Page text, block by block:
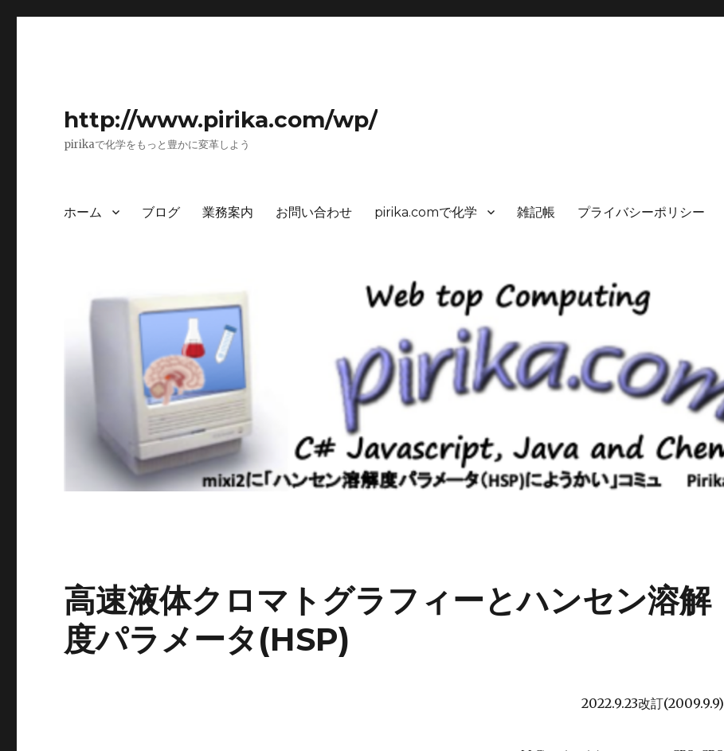
http://www.pirika.com/wp/
pirikaで化学をもっと豊かに変革しよう
ホーム ブログ 業務案内 お問い合わせ pirika.comで化学 雑記帳 プライバシーポリシー
高速液体クロマトグラフィーとハンセン溶解
度パラメータ(HSP)
2022.9.23改訂(2009.9.9)